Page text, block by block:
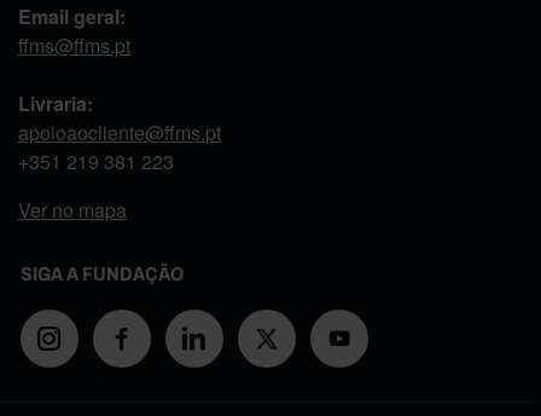
Email geral:
ffms@ffms.pt
Livraria:
apoioaocliente@ffms.pt
+351 219 381 223
Ver no mapa
SIGA A FUNDAÇÃO